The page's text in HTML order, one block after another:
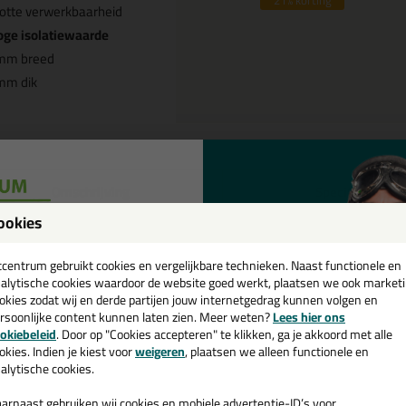
verwerkbaarheid
isolatiewaarde
breed
dik
Specificaties
beglazingsband ZA 3x6mm
je PE beglazingsband ZA 3x6mm pakje 250m (Glaserfix) in een
pakje 250m (Glaserfix) in de kleur Wit is te gebruiken voor
welke makkelijk te gebruiken is. Bestel de PE beglazingsband
Op voorraad en op werkdagen besteld = morgen in huis.
gebruikt cookies en vergelijkbare technieken. Naast functionele en
cookies waardoor de website goed werkt, plaatsen we ook
zodat wij en derde partijen jouw internetgedrag kunnen volgen en
content kunnen laten zien. Meer weten?Lees hier ons
. Door op "Cookies accepteren" te klikken, ga je akkoord met alle
Indien je kiest voorweigeren, plaatsen we alleen functionele en
cookies.
💚
en ontvang een
€35,-bij je eerste bestelling!